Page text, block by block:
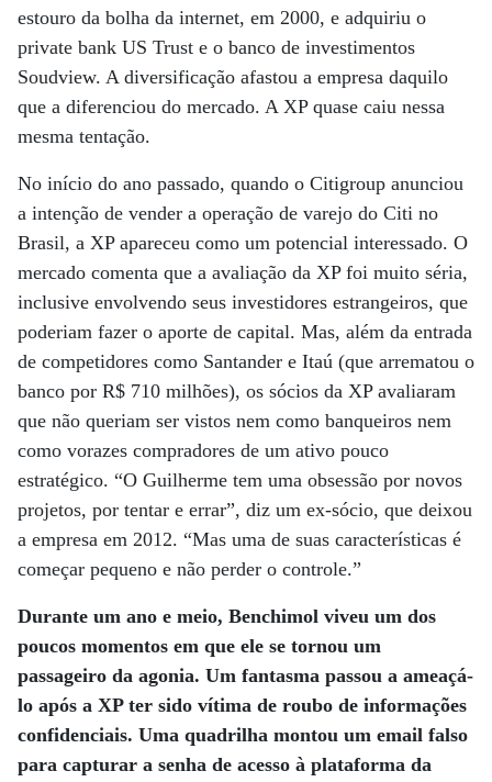
estouro da bolha da internet, em 2000, e adquiriu o
private bank US Trust e o banco de investimentos
Soudview. A diversificação afastou a empresa daquilo
que a diferenciou do mercado. A XP quase caiu nessa
mesma tentação.
No início do ano passado, quando o Citigroup anunciou
a intenção de vender a operação de varejo do Citi no
Brasil, a XP apareceu como um potencial interessado. O
mercado comenta que a avaliação da XP foi muito séria,
inclusive envolvendo seus investidores estrangeiros, que
poderiam fazer o aporte de capital. Mas, além da entrada
de competidores como Santander e Itaú (que arrematou o
banco por R$ 710 milhões), os sócios da XP avaliaram
que não queriam ser vistos nem como banqueiros nem
como vorazes compradores de um ativo pouco
estratégico. “O Guilherme tem uma obsessão por novos
projetos, por tentar e errar”, diz um ex-sócio, que deixou
a empresa em 2012. “Mas uma de suas características é
começar pequeno e não perder o controle.”
Durante um ano e meio, Benchimol viveu um dos
poucos momentos em que ele se tornou um
passageiro da agonia. Um fantasma passou a ameaçá-
lo após a XP ter sido vítima de roubo de informações
confidenciais. Uma quadrilha montou um email falso
para capturar a senha de acesso à plataforma da